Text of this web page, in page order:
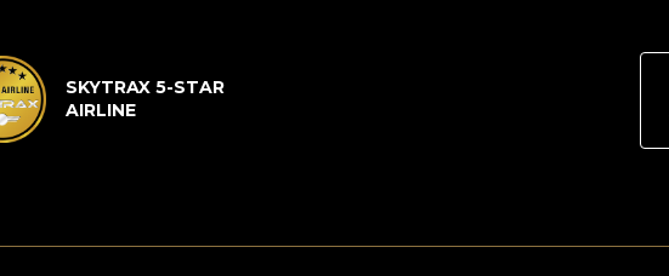
SKYTRAX 5-STAR
AIRLINE